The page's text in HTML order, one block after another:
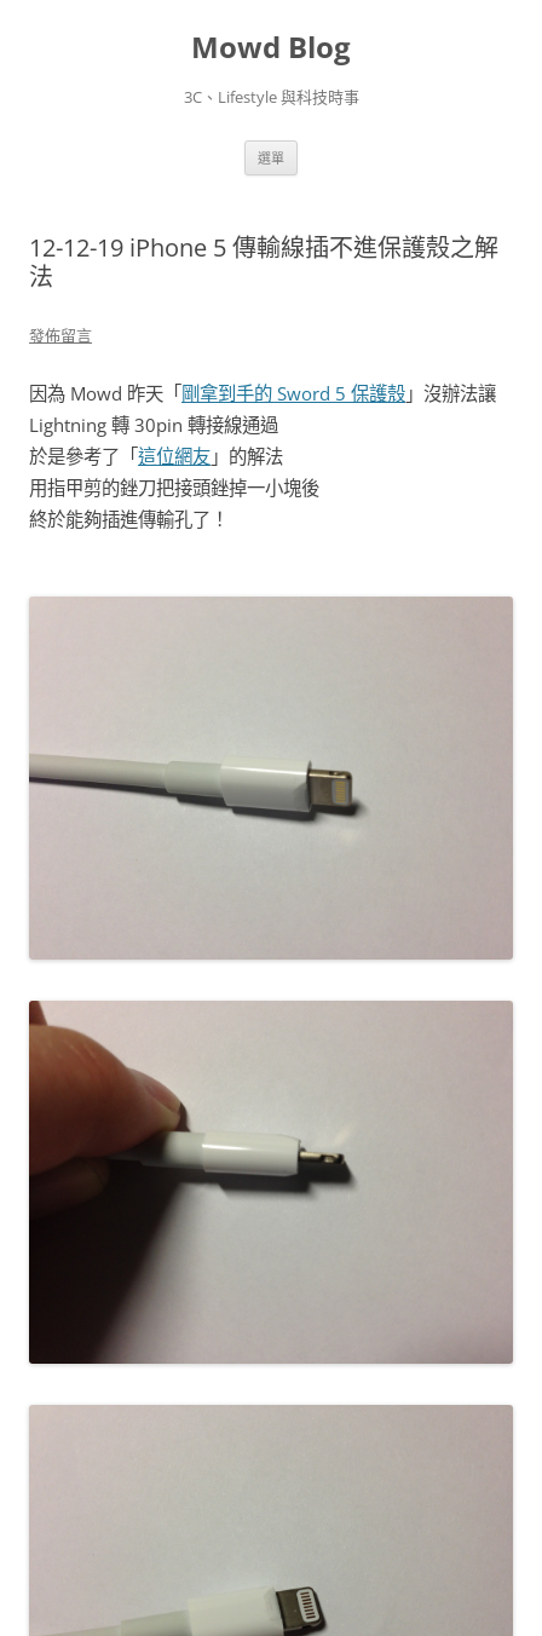
Mowd Blog
3C、Lifestyle 與科技時事
選單
容
12-12-19 iPhone 5 傳輸線插不進保護殼之解
法
發佈留言
因為 Mowd 昨天「 剛拿到手的 Sword 5 保護殼」沒辦法讓
Lightning 轉 30pin 轉接線通過
於是參考了「這位網友」的解法
用指甲剪的銼刀把接頭銼掉一小塊後
終於能夠插進傳輸孔了！